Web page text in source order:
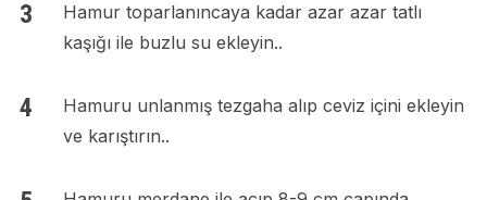
Hamur toparlanıncaya kadar azar azar tatlı
kaşığı ile buzlu su ekleyin..
Hamuru unlanmış tezgaha alıp ceviz içini ekleyin
ve karıştırın..